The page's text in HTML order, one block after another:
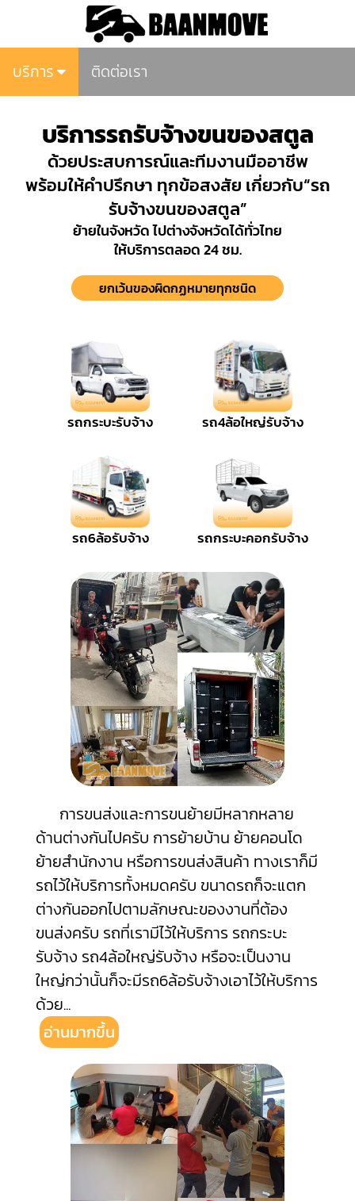
บริการ ติดต่อเรา
บริการรถรับจ้างขนของสตูล
ด้วยประสบการณ์และทีมงานมืออาชีพ
พร้อมให้คำปรึกษา ทุกข้อสงสัย เกี่ยวกับ“รถ
รับจ้างขนของสตูล”
ย้ายในจังหวัด ไปต่างจังหวัดได้ทั่วไทย
ให้บริการตลอด 24 ชม.
ยกเว้นของผิดกฏหมายทุกชนิด
รถกระบะรับจ้าง รถ4ล้อใหญ่รับจ้าง
รถ6ล้อรับจ้าง รถกระบะคอกรับจ้าง
การขนส่งและการขนย้ายมีหลากหลาย
ด้านต่างกันไปครับ การย้ายบ้าน ย้ายคอนโด
ย้ายสำนักงาน หรือการขนส่งสินค้า ทางเราก็มี
รถไว้ให้บริการทั้งหมดครับ ขนาดรถก็จะแตก
ต่างกันออกไปตามลักษณะของงานที่ต้อง
ขนส่งครับ รถที่เรามีไว้ให้บริการ รถกระบะ
รับจ้าง รถ4ล้อใหญ่รับจ้าง หรือจะเป็นงาน
ใหญ่กว่านั้นก็จะมีรถ6ล้อรับจ้างเอาไว้ให้บริการ
ด้วย...
อ่านมากขึ้น